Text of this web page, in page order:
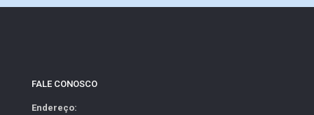
FALE CONOSCO
Endereço: